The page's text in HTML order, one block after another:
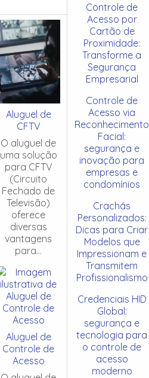
Aluguel de
CFTV
O aluguel de
uma solução
para CFTV
(Circuito
Fechado de
Televisão)
oferece
diversas
vantagens
para...
Aluguel de
Controle de
Acesso
Controle de
Acesso por
Cartão de
Proximidade:
Transforme a
Segurança
Empresarial
Controle de
Acesso via
Reconhecimento
Facial:
segurança e
inovação para
empresas e
condomínios
Crachás
Personalizados:
Dicas para Criar
Modelos que
Impressionam e
Transmitem
Profissionalismo
Credenciais HID
Global:
segurança e
tecnologia para
o controle de
acesso
moderno